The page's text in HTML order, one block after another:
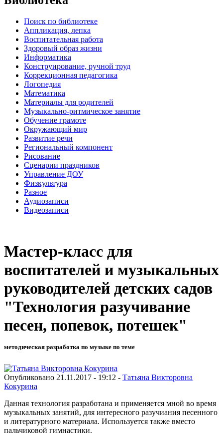
Поиск по библиотеке
Аппликация, лепка
Воспитательная работа
Здоровый образ жизни
Информатика
Конструирование, ручной труд
Коррекционная педагогика
Логопедия
Математика
Материалы для родителей
Музыкально-ритмическое занятие
Обучение грамоте
Окружающий мир
Развитие речи
Региональный компонент
Рисование
Сценарии праздников
Управление ДОУ
Физкультура
Разное
Аудиозаписи
Видеозаписи
Мастер-класс для
воспитателей и музыкальных
руководителей детских садов
"Технология разучивание
песен, попевок, потешек"
методическая разработка по музыке по теме
Опубликовано 21.11.2017 - 19:12 - Татьяна Викторовна
Кокурина
Данная технология разработана и применяется мной во время
музыкальных занятий, для интересного разучиания песенного
и литературного материала. Используется также вместо
пальчиковой гимнастики.